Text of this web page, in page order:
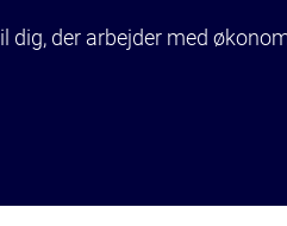
dig, der arbejder med